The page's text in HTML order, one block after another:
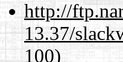
http://
13.37/
100)